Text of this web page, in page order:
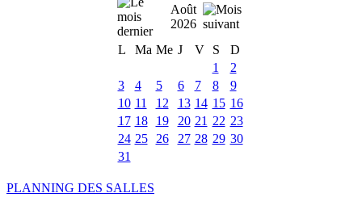
Août
2026
L
Ma Me J V S
D
1
2
3
4 5 6 7 8
9
10 11 12 13 14 15 16
17 18 19 20 21 22 23
24 25 26 27 28 29 30
31
PLANNING DES SALLES